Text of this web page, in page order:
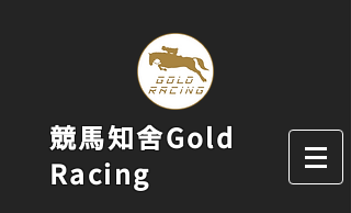
競馬知舍Gold
Racing